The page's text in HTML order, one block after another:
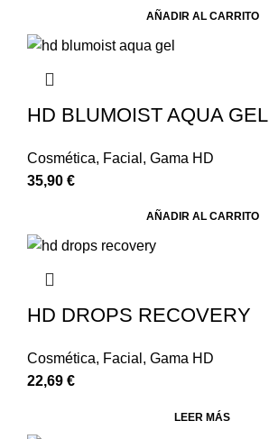
AÑADIR AL CARRITO
HD BLUMOIST AQUA GEL
Cosmética, Facial , Gama HD
35,90 €
AÑADIR AL CARRITO
HD DROPS RECOVERY
Cosmética, Facial , Gama HD
22,69 €
LEER MÁS